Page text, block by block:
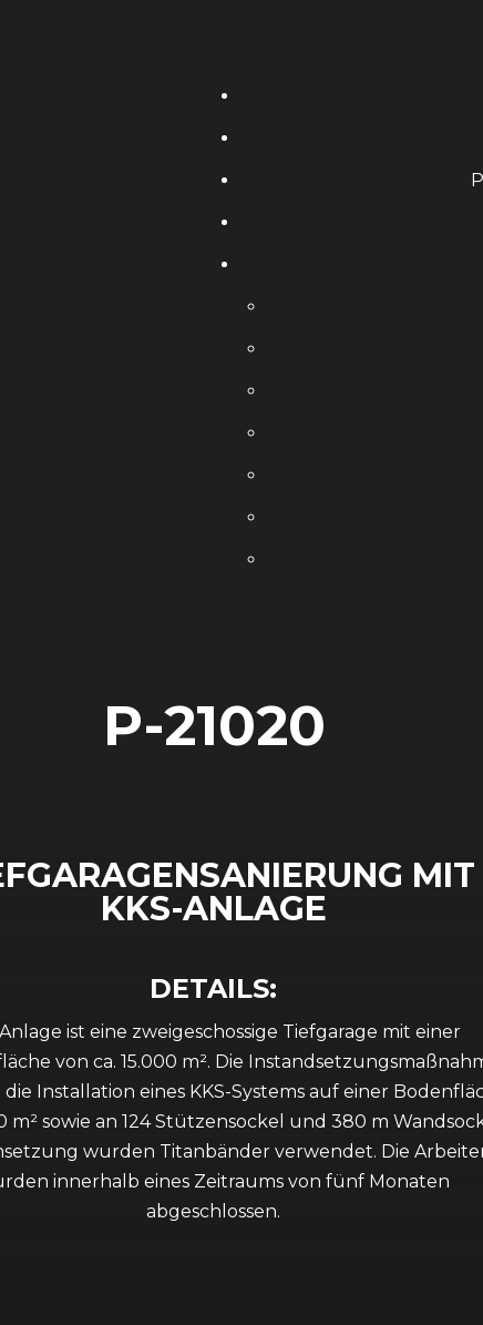
P-21020
MIT
KKS-ANLAGE
DETAILS:
ist eine zweigeschossige Tiefgarage mit einer
von ca. 15.000 m². Die
die Installation eines KKS-Systems auf einer
m² sowie an 124 Stützensockel und 380 m
wurden Titanbänder verwendet. Die
innerhalb eines Zeitraums von fünf Monaten
abgeschlossen.